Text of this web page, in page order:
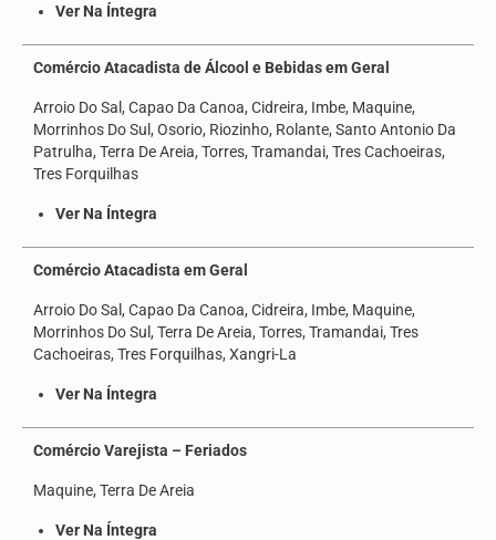
Galeria de Fotos
Informativos
Vídeos
Contato
Ver Na Íntegra
Comércio Atacadista de Álcool e Bebidas em Geral
Arroio Do Sal, Capao Da Canoa, Cidreira, Imbe, Maquine,
Morrinhos Do Sul, Osorio, Riozinho, Rolante, Santo Antonio Da
Patrulha, Terra De Areia, Torres, Tramandai, Tres Cachoeiras,
Tres Forquilhas
Ver Na Íntegra
Comércio Atacadista em Geral
Arroio Do Sal, Capao Da Canoa, Cidreira, Imbe, Maquine,
Morrinhos Do Sul, Terra De Areia, Torres, Tramandai, Tres
Cachoeiras, Tres Forquilhas, Xangri-La
Ver Na Íntegra
Comércio Varejista – Feriados
Maquine, Terra De Areia
Ver Na Íntegra